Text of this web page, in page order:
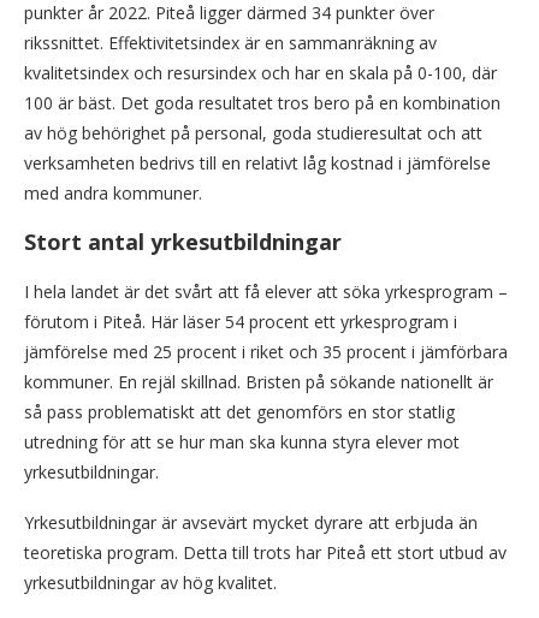
punkter år 2022. Piteå ligger därmed 34 punkter över
rikssnittet. Effektivitetsindex är en sammanräkning av
kvalitetsindex och resursindex och har en skala på 0-100, där
100 är bäst. Det goda resultatet tros bero på en kombination
av hög behörighet på personal, goda studieresultat och att
verksamheten bedrivs till en relativt låg kostnad i jämförelse
med andra kommuner.
Stort antal yrkesutbildningar
I hela landet är det svårt att få elever att söka yrkesprogram –
förutom i Piteå. Här läser 54 procent ett yrkesprogram i
jämförelse med 25 procent i riket och 35 procent i jämförbara
kommuner. En rejäl skillnad. Bristen på sökande nationellt är
så pass problematiskt att det genomförs en stor statlig
utredning för att se hur man ska kunna styra elever mot
yrkesutbildningar.
Yrkesutbildningar är avsevärt mycket dyrare att erbjuda än
teoretiska program. Detta till trots har Piteå ett stort utbud av
yrkesutbildningar av hög kvalitet.